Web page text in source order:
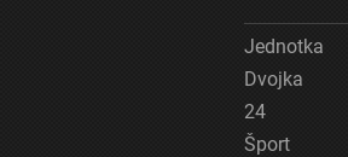
Jednotka
Dvojka
24
Šport